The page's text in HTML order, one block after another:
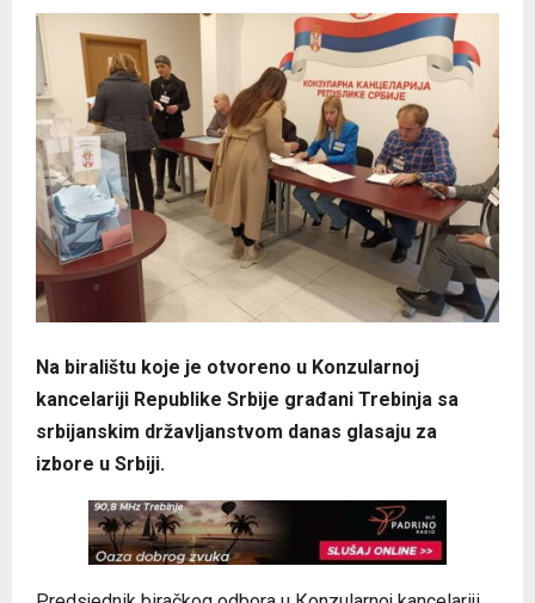
Na biralištu koje je otvoreno u Konzularnoj
kancelariji Republike Srbije građani Trebinja sa
srbijanskim državljanstvom danas glasaju za
izbore u Srbiji.